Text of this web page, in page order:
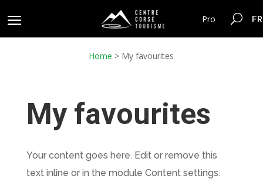
Pro
Home > My favourites
My favourites
Your content goes here. Edit or remove this
text inline or in the module Content settings.